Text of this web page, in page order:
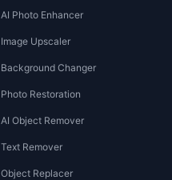
AI Photo Enhancer
Image Upscaler
Background Changer
Photo Restoration
AI Object Remover
Text Remover
Object Replacer